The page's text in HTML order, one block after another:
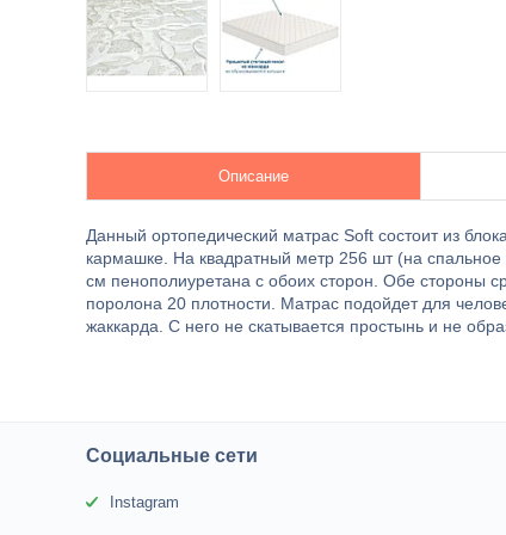
Описание
Данный ортопедический матрас Soft состоит из
кармашке. На квадратный метр 256 шт (на
см пенополиуретана c обоих сторон. Обе стороны
поролона 20 плотности. Матрас подойдет для
жаккарда. С него не скатывается простынь и не
Социальные сети
Instagram